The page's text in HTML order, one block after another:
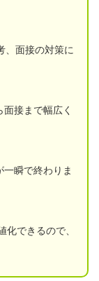
、面接の対策に
接まで幅広く
瞬で終わりま
できるので、